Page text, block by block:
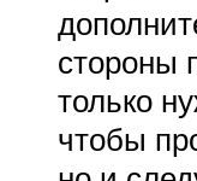
стороны
только
чтобы